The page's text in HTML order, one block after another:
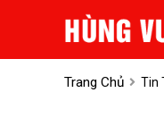
Trang Chủ Tin